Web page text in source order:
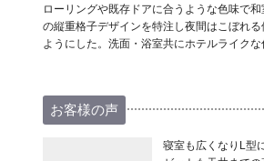
ローリングや既存ドアに合うような色味で
の縦重格子デザインを特注し夜間はこぼれ
ようにした。洗面・浴室共にホテルライクな
お客様の声
寝室も広くなりL型